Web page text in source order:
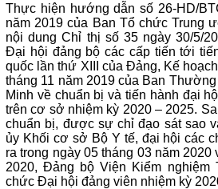
Thực hiện hướng dẫn số 26-HD/
năm 2019 của Ban Tổ chức Trung
nội dung Chỉ thị số 35 ngày 30/5/
Đại hội đảng bộ các cấp tiến tới
quốc lần thứ XIII của Đảng, Kế
tháng 11 năm 2019 của Ban
Minh về chuẩn bị và tiến hành đại
trên cơ sở nhiệm kỳ 2020 – 2025.
chuẩn bị, được sự chỉ đạo sát sao
ủy Khối cơ sở Bộ Y tế, đại hội các
ra trong ngày 05 tháng 03 năm 2020
2020, Đảng bộ Viện Kiểm nghiệm
chức Đại hội đảng viên nhiệm kỳ